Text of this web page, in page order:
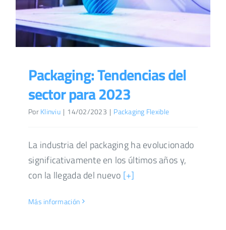
Packaging: Tendencias del
sector para 2023
PorKlinviu | 14/02/2023 | Packaging Flexible
La industria del packaging ha evolucionado
significativamente en los últimos años y,
con la llegada del nuevo [+]
Más información